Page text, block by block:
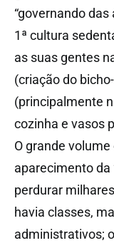
“governando das
1ª cultura
as suas gentes
(criação do
(principalmente
cozinha e vasos
O grande
aparecimento da
perdurar
havia classes,
administrativos;